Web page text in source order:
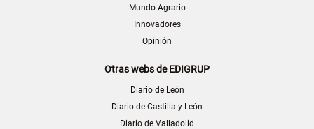
Mundo Agrario
Innovadores
Opinión
Otras webs de EDIGRUP
Diario de León
Diario de Castilla y León
Diario de Valladolid